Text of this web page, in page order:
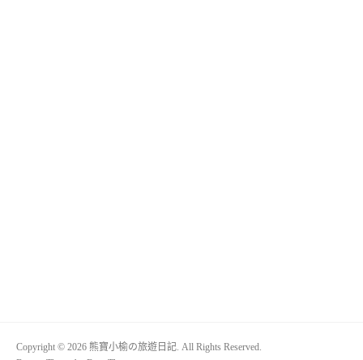
Copyright © 2026 熊寶小榆の旅遊日記. All Rights Reserved.